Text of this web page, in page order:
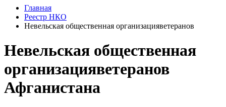
Главная
Реестр НКО
Невельская общественная организацияветеранов
Невельская общественная
организацияветеранов
Афганистана